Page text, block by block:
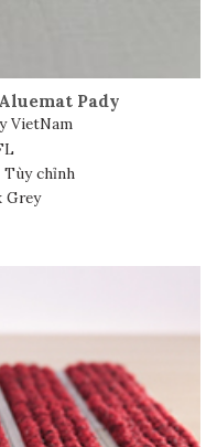
Pady
VietNam
chỉnh
Grey